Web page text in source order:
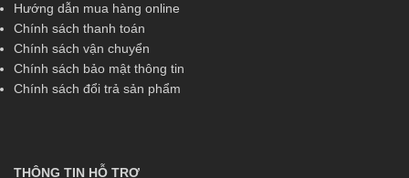
Hướng dẫn mua hàng online
Chính sách thanh toán
Chính sách vận chuyển
Chính sách bảo mật thông tin
Chính sách đổi trả sản phẩm
THÔNG TIN HỖ TRỢ